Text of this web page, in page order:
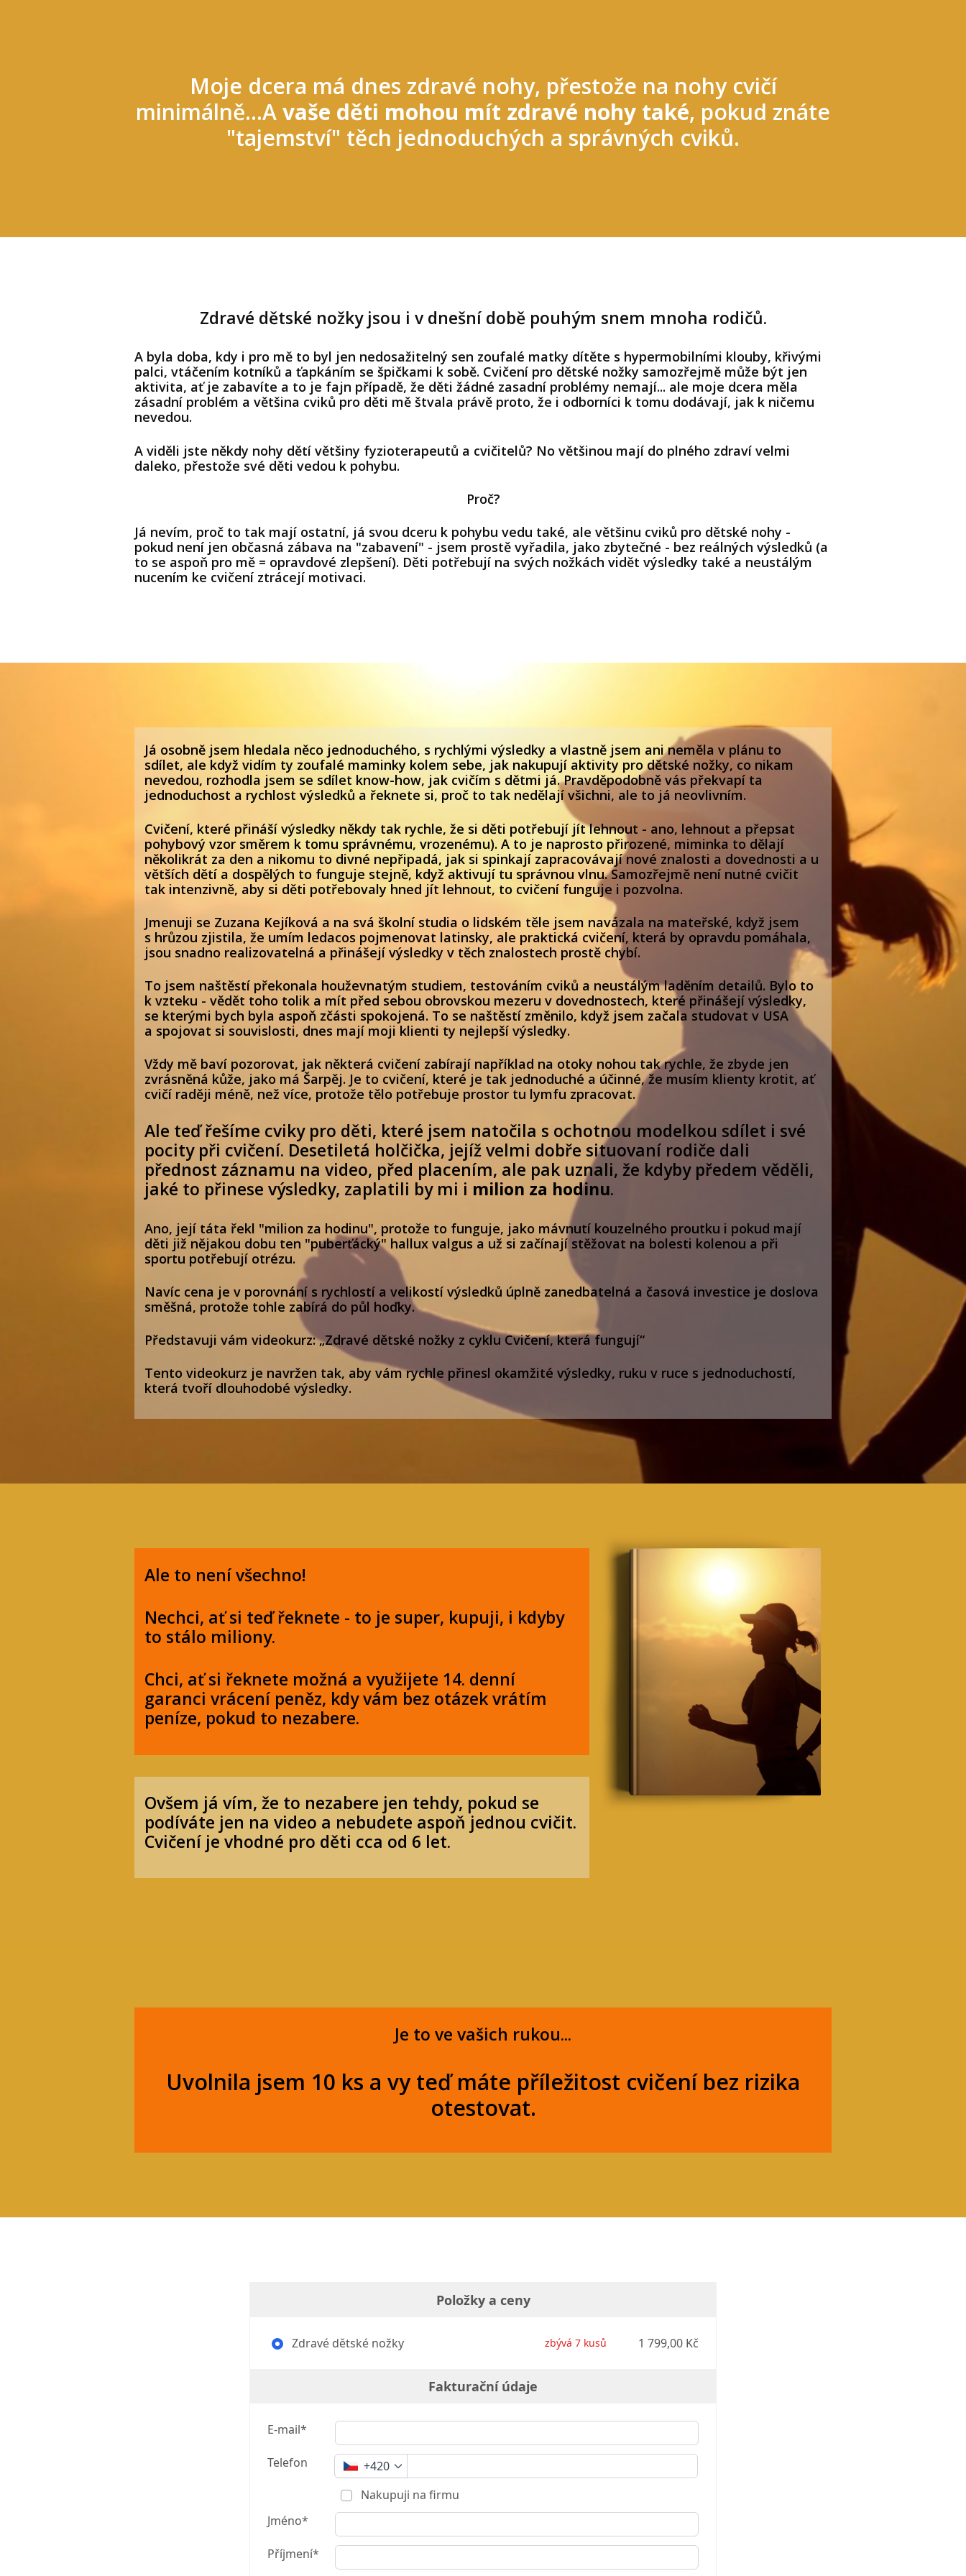
Moje dcera má dnes zdravé nohy, přestože na nohy cvičí
minimálně...Avaše děti mohou mít zdravé nohy také, pokud znáte
"tajemství" těch jednoduchých a správných cviků.
Zdravé dětské nožky jsou i v dnešní době pouhým snem mnoha rodičů.
A byla doba, kdy i pro mě to byl jen nedosažitelný sen zoufalé matky dítěte s hypermobilními klouby, křivými
palci, vtáčením kotníků a ťapkáním se špičkami k sobě. Cvičení pro dětské nožky samozřejmě může být jen
aktivita, ať je zabavíte a to je fajn případě, že děti žádné zasadní problémy nemají... ale moje dcera měla
zásadní problém a většina cviků pro děti mě štvala právě proto, že i odborníci k tomu dodávají, jak k ničemu
nevedou.
A viděli jste někdy nohy dětí většiny fyzioterapeutů a cvičitelů? No většinou mají do plného zdraví velmi
daleko, přestože své děti vedou k pohybu.
Proč?
Já nevím, proč to tak mají ostatní, já svou dceru k pohybu vedu také, ale většinu cviků pro dětské nohy -
pokud není jen občasná zábava na "zabavení" - jsem prostě vyřadila, jako zbytečné - bez reálných výsledků (a
to se aspoň pro mě = opravdové zlepšení). Děti potřebují na svých nožkách vidět výsledky také a neustálým
nucením ke cvičení ztrácejí motivaci.
Já osobně jsem hledala něco jednoduchého, s rychlými výsledky a vlastně jsem ani neměla v plánu to
sdílet, ale když vidím ty zoufalé maminky kolem sebe, jak nakupují aktivity pro dětské nožky, co nikam
nevedou, rozhodla jsem se sdílet know-how, jak cvičím s dětmi já. Pravděpodobně vás překvapí ta
jednoduchost a rychlost výsledků a řeknete si, proč to tak nedělají všichni, ale to já neovlivním.
Cvičení, které přináší výsledky někdy tak rychle, že si děti potřebují jít lehnout - ano, lehnout a přepsat
pohybový vzor směrem k tomu správnému, vrozenému). A to je naprosto přirozené, miminka to dělají
několikrát za den a nikomu to divné nepřipadá, jak si spinkají zapracovávají nové znalosti a dovednosti a u
větších dětí a dospělých to funguje stejně, když aktivují tu správnou vlnu. Samozřejmě není nutné cvičit
tak intenzivně, aby si děti potřebovaly hned jít lehnout, to cvičení funguje i pozvolna.
Jmenuji se Zuzana Kejíková a na svá školní studia o lidském těle jsem navázala na mateřské, když jsem
s hrůzou zjistila, že umím ledacos pojmenovat latinsky, ale praktická cvičení, která by opravdu pomáhala,
jsou snadno realizovatelná a přinášejí výsledky v těch znalostech prostě chybí.
To jsem naštěstí překonala houževnatým studiem, testováním cviků a neustálým laděním detailů. Bylo to
k vzteku - vědět toho tolik a mít před sebou obrovskou mezeru v dovednostech, které přinášejí výsledky,
se kterými bych byla aspoň zčásti spokojená. To se naštěstí změnilo, když jsem začala studovat v USA
a spojovat si souvislosti, dnes mají moji klienti ty nejlepší výsledky.
Vždy mě baví pozorovat, jak některá cvičení zabírají například na otoky nohou tak rychle, že zbyde jen
zvrásněná kůže, jako má Šarpěj. Je to cvičení, které je tak jednoduché a účinné, že musím klienty krotit, ať
cvičí raději méně, než více, protože tělo potřebuje prostor tu lymfu zpracovat.
Ale teď řešíme cviky pro děti, které jsem natočila s ochotnou modelkou sdílet i své
pocity při cvičení. Desetiletá holčička, jejíž velmi dobře situovaní rodiče dali
přednost záznamu na video, před placením, ale pak uznali, že kdyby předem věděli,
jaké to přinese výsledky, zaplatili by mi i milion za hodinu.
Ano, její táta řekl "milion za hodinu", protože to funguje, jako mávnutí kouzelného proutku i pokud mají
děti již nějakou dobu ten "puberťácký" hallux valgus a už si začínají stěžovat na bolesti kolenou a při
sportu potřebují otrézu.
Navíc cena je v porovnání s rychlostí a velikostí výsledků úplně zanedbatelná a časová investice je doslova
směšná, protože tohle zabírá do půl hoďky.
Představuji vám videokurz: „Zdravé dětské nožky z cyklu Cvičení, která fungují“
Tento videokurz je navržen tak, aby vám rychle přinesl okamžité výsledky, ruku v ruce s jednoduchostí,
která tvoří dlouhodobé výsledky.
Ale to není všechno!
Nechci, ať si teď řeknete - to je super, kupuji, i kdyby
to stálo miliony.
Chci, ať si řeknete možná a využijete 14. denní
garanci vrácení peněz, kdy vám bez otázek vrátím
peníze, pokud to nezabere.
Ovšem já vím, že to nezabere jen tehdy, pokud se
podíváte jen na video a nebudete aspoň jednou cvičit.
Cvičení je vhodné pro děti cca od 6 let.
Je to ve vašich rukou...
Uvolnila jsem 10 ks a vy teď máte příležitost cvičení bez rizika
otestovat.
Položky a ceny
Zdravé dětské nožky zbývá 7 kusů 1 799,00 Kč
Fakturační údaje
E-mail*
Telefon
+420
Nakupuji na firmu
Jméno*
Příjmení*